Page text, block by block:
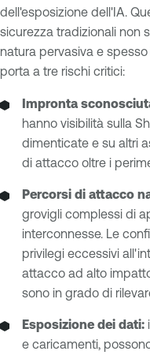
dell'esposizione dell'IA.
sicurezza tradizionali non
natura pervasiva e
porta a tre rischi critici:
Impronta
hanno visibilità sulla
dimenticate e su altri
di attacco oltre i
Percorsi di attacco
grovigli complessi di
interconnesse. Le
privilegi eccessivi
attacco ad alto
sono in grado di
Esposizione dei dati:
e caricamenti,